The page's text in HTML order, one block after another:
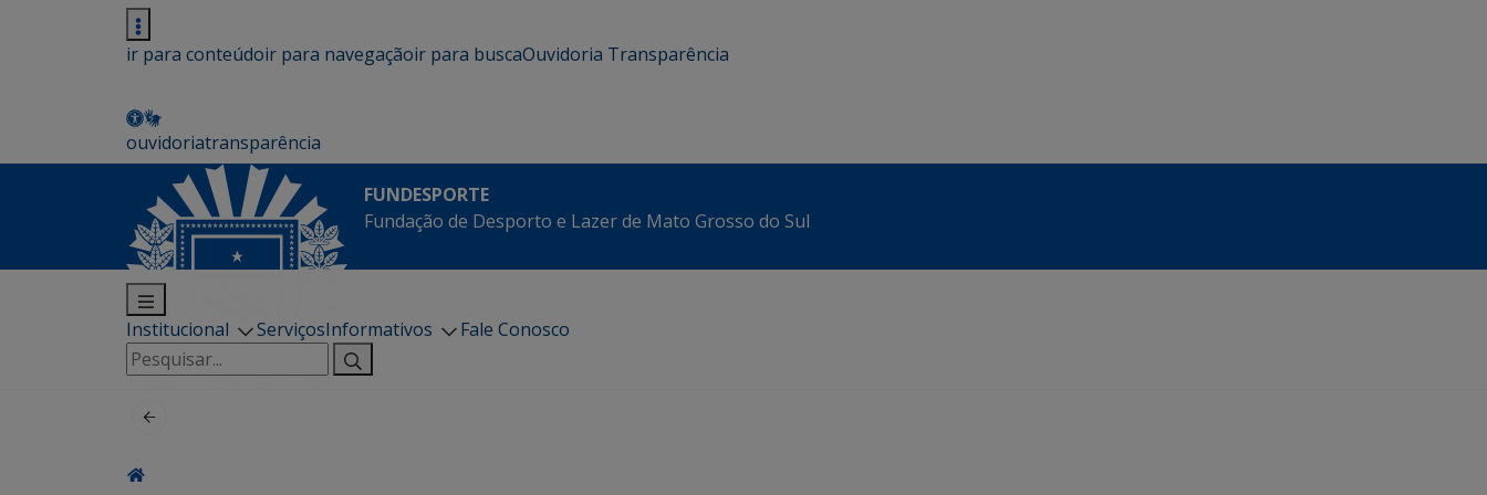
ir para conteúdoir para navegaçãoir para buscaOuvidoria Transparência
ouvidoriatransparência
FUNDESPORTE
Fundação de Desporto e Lazer de Mato Grosso do Sul
Institucional ServiçosInformativos
Fale Conosco
Pesquisar
por: